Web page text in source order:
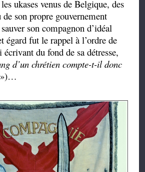
ukases venus de Belgique, des
son propre gouvernement
son compagnon d’idéal
égard fut le rappel à l’ordre de
du fond de sa détresse,
d’un chrétien compte-t-il donc
»)…